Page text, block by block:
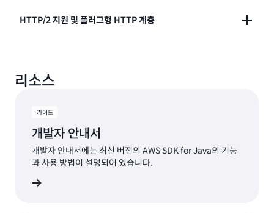
스레드에 걸쳐 높은 동시성을 구현합니다.
응답 객체가 단일 응답으로 반환하기에 너무 큰 경우 많
법을 사용합니다.
자세히 알아보기
HTTP/2 지원 및 플러그형 HTTP 계층
활하게 활용하고 새로운 방식으로 애플리케이션을 구축
할 수 있습니다.
자세히 알아보기
리소스
가이드
개발자 안내서
개발자 안내서에는 최신 버전의 AWS SDK for Java의 기능
과 사용 방법이 설명되어 있습니다.